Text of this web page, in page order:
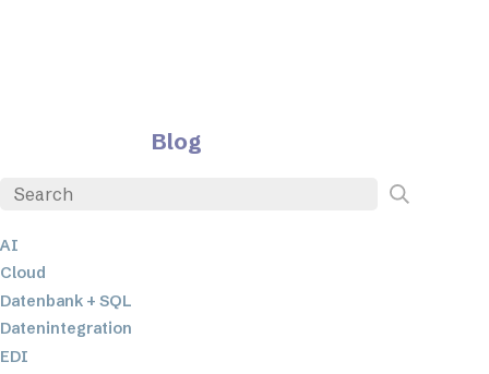
Blog
AI
Cloud
Datenbank + SQL
Datenintegration
EDI